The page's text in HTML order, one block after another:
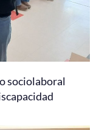
sociolaboral